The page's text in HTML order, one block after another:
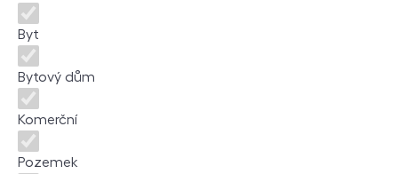
Byt
Bytový dům
Komerční
Pozemek